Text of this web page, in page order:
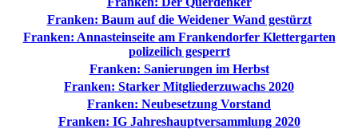
Franken: Baum auf die Weidener Wand gestürzt
Franken: Annasteinseite am Frankendorfer Klettergarten
polizeilich gesperrt
Franken: Sanierungen im Herbst
Franken: Starker Mitgliederzuwachs 2020
Franken: Neubesetzung Vorstand
Franken: IG Jahreshauptversammlung 2020